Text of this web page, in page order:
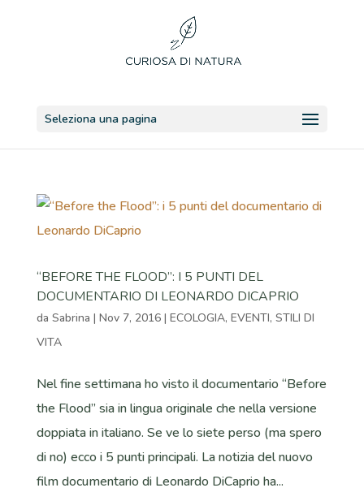
Seleziona una pagina
“BEFORE THE FLOOD”: I 5 PUNTI DEL
DOCUMENTARIO DI LEONARDO DICAPRIO
da Sabrina | Nov 7, 2016| ECOLOGIA, EVENTI, STILI DI
VITA
Nel fine settimana ho visto il documentario “Before
the Flood” sia in lingua originale che nella versione
doppiata in italiano. Se ve lo siete perso (ma spero
di no) ecco i 5 punti principali. La notizia del nuovo
film documentario di Leonardo DiCaprio ha...